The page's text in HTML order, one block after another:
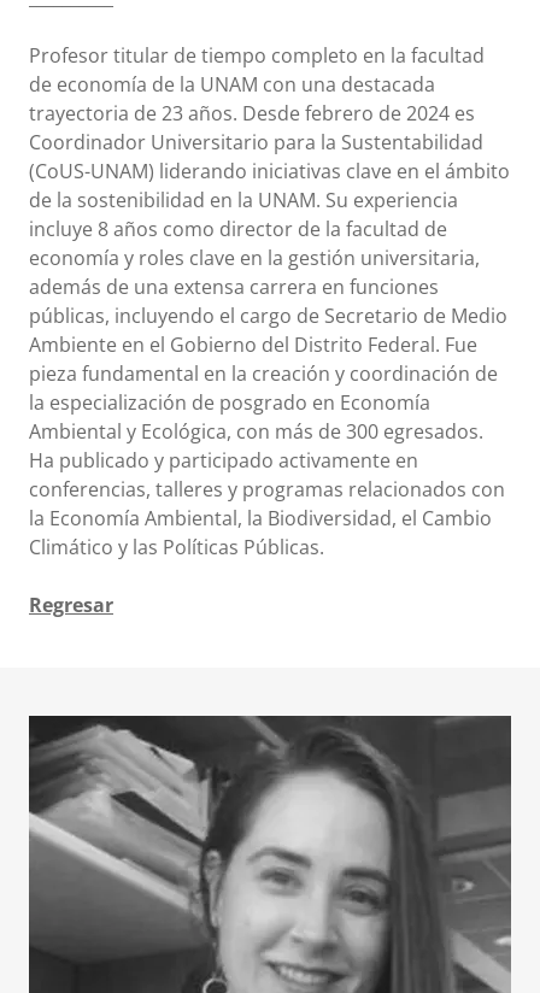
Profesor titular de tiempo completo en la facultad
de economía de la UNAM con una destacada
trayectoria de 23 años. Desde febrero de 2024 es
Coordinador Universitario para la Sustentabilidad
(CoUS-UNAM) liderando iniciativas clave en el ámbito
de la sostenibilidad en la UNAM. Su experiencia
incluye 8 años como director de la facultad de
economía y roles clave en la gestión universitaria,
además de una extensa carrera en funciones
públicas, incluyendo el cargo de Secretario de Medio
Ambiente en el Gobierno del Distrito Federal. Fue
pieza fundamental en la creación y coordinación de
la especialización de posgrado en Economía
Ambiental y Ecológica, con más de 300 egresados.
Ha publicado y participado activamente en
conferencias, talleres y programas relacionados con
la Economía Ambiental, la Biodiversidad, el Cambio
Climático y las Políticas Públicas.
Regresar